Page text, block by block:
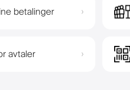
betalinger ›
avtaler ›